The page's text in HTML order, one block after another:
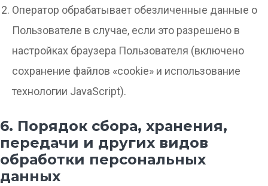
Оператор обрабатывает обезличенные данные о
Пользователе в случае, если это разрешено в
настройках браузера Пользователя (включено
сохранение файлов «cookie» и использование
технологии JavaScript).
6. Порядок сбора, хранения,
передачи и других видов
обработки персональных
данных